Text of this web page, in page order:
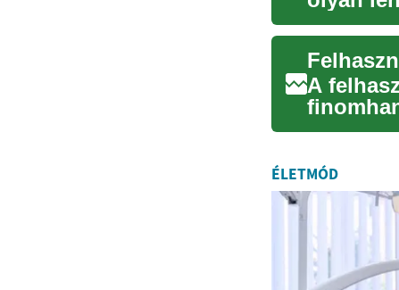
körn...
A
igényel
ÉLETMÓD